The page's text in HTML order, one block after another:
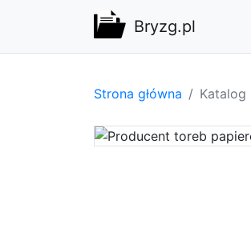
Bryzg.pl
Strona główna Katalog